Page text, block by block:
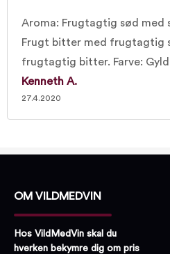
Aroma: Frugtagtig sød med
Frugt bitter med frugtagtig
frugtagtig bitter. Farve:
Kenneth A.
27.4.2020
OM VILDMEDVIN
Hos VildMedVin skal du
hverken bekymre dig om pris